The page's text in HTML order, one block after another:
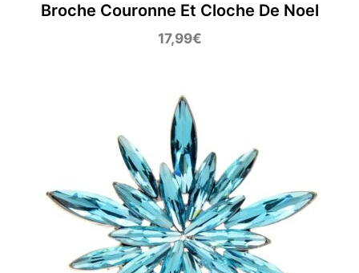
Broche Couronne Et Cloche De Noel
17,99€